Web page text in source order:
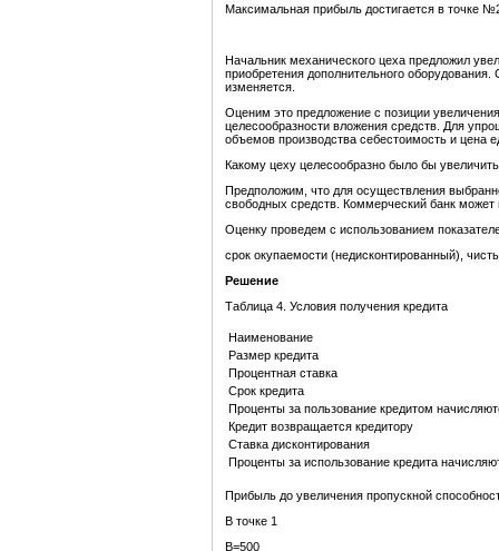
Максимальная прибыль достигается в точке
Начальник механического цеха предложил
приобретения дополнительного
изменяется.
Оценим это предложение с позиции
целесообразности вложения средств. Для
объемов производства себестоимость и цена
Какому цеху целесообразно было бы
Предположим, что для осуществления
свободных средств. Коммерческий банк может
Оценку проведем с использованием
срок окупаемости (недисконтированный),
Решение
Таблица 4. Условия получения кредита
Наименование
Размер кредита
Процентная ставка
Срок кредита
Проценты за пользование кредитом
Кредит возвращается кредитору
Ставка дисконтирования
Проценты за использование кредита
Прибыль до увеличения пропускной
В точке 1
В=500